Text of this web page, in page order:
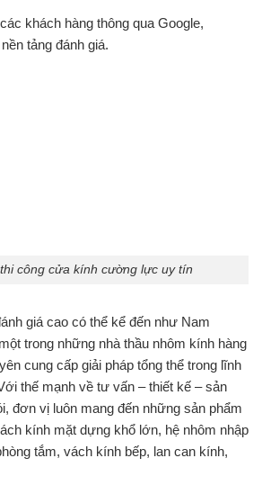
khách hàng thông qua Google,
tảng đánh giá.
công cửa kính cường lực uy tín
giá cao có thể kể đến như Nam
trong những nhà thầu nhôm kính hàng
cung cấp giải pháp tổng thể trong lĩnh
thế mạnh về tư vấn – thiết kế – sản
đơn vị luôn mang đến những sản phẩm
kính mặt dựng khổ lớn, hệ nhôm nhập
tắm, vách kính bếp, lan can kính,